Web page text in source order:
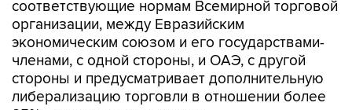
соответствующие нормам Всемирной торговой
организации, между Евразийским
экономическим союзом и его государствами-
членами, с одной стороны, и ОАЭ, с другой
стороны и предусматривает дополнительную
либерализацию торговли в отношении более